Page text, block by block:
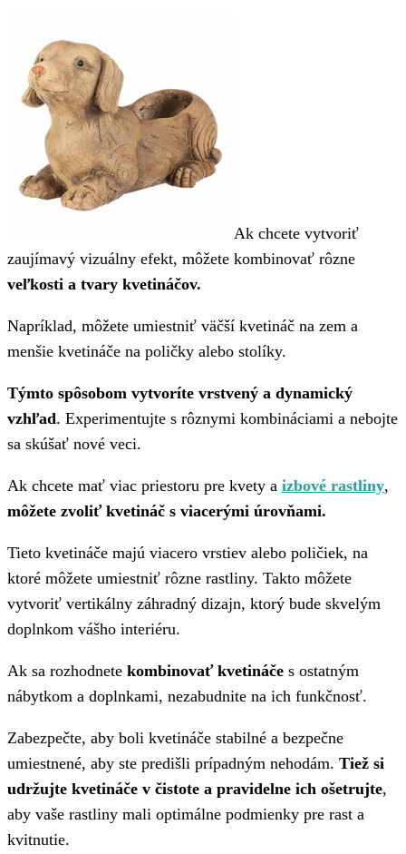
Ak chcete vytvoriť
zaujímavý vizuálny efekt, môžete kombinovať rôzne
veľkosti a tvary kvetináčov.
Napríklad, môžete umiestniť väčší kvetináč na zem a
menšie kvetináče na poličky alebo stolíky.
Týmto spôsobom vytvoríte vrstvený a dynamický
vzhľad. Experimentujte s rôznymi kombináciami a nebojte
sa skúšať nové veci.
Ak chcete mať viac priestoru pre kvety a izbové rastliny,
môžete zvoliť kvetináč s viacerými úrovňami.
Tieto kvetináče majú viacero vrstiev alebo poličiek, na
ktoré môžete umiestniť rôzne rastliny. Takto môžete
vytvoriť vertikálny záhradný dizajn, ktorý bude skvelým
doplnkom vášho interiéru.
Ak sa rozhodnete kombinovať kvetináče s ostatným
nábytkom a doplnkami, nezabudnite na ich funkčnosť.
Zabezpečte, aby boli kvetináče stabilné a bezpečne
umiestnené, aby ste predišli prípadným nehodám. Tiež si
udržujte kvetináče v čistote a pravidelne ich ošetrujte,
aby vaše rastliny mali optimálne podmienky pre rast a
kvitnutie.